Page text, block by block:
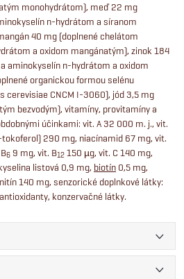
monohydrátom), meď 22 mg
n-hydrátom a síranom
40 mg (doplnené chelátom
a oxidom mangánatým), zinok 184
aminokyselín n-hydrátom a oxidom
organickou formou selénu
cerevisiae CNCM I-3060), jód 3,5 mg
bezvodým), vitamíny, provitamíny a
účinkami: vit. A 32 000 m. j., vit.
tokoferol) 290 mg, niacínamid 67 mg, vit.
6 9 mg, vit. B12 150 µg, vit. C 140 mg,
listová 0,9 mg, biotín 0,5 mg,
140 mg, senzorické doplnkové látky:
konzervačné látky.